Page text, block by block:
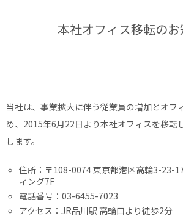
本社オフィス移転の
当社は、事業拡大に伴う従業員の増加とオフ
め、2015年6月22日より本社オフィスを移転
します。
住所：〒108-0074 東京都港区高輪3-23-
ィング7F
電話番号：03-6455-7023
アクセス：JR品川駅 高輪口より徒歩2分